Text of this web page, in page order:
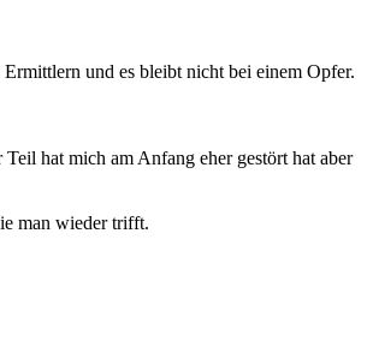
und es bleibt nicht bei einem Opfer.
hat mich am Anfang eher gestört hat aber
man wieder trifft.